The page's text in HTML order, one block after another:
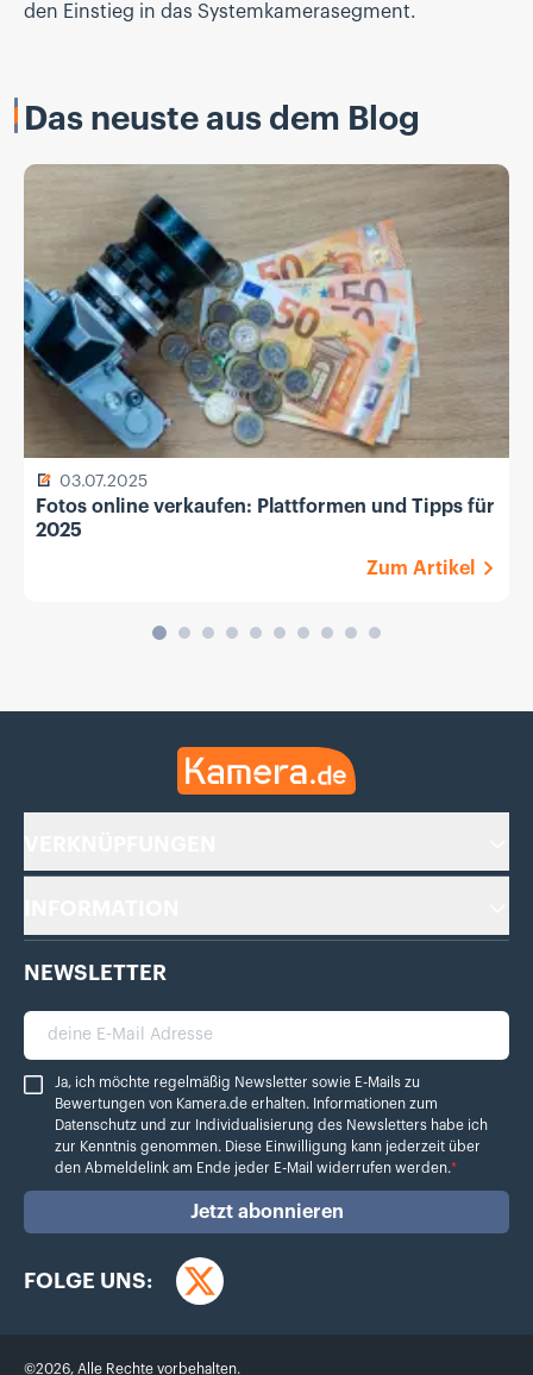
den Einstieg in das Systemkamerasegment.
Das neuste aus dem Blog
03.07.2025
Fotos online verkaufen: Plattformen und Tipps für
2025
Zum Artikel
Kamera.de
NEWSLETTER
deine E-Mail Adresse
Ja, ich möchte regelmäßig Newsletter sowie E-Mails zu Bewertungen von
Ja, ich möchte regelmäßig Newsletter sowie E-Mails zu
Bewertungen von Kamera.de erhalten. Informationen zum
Datenschutz und zur Individualisierung des Newsletters habe ich
zur Kenntnis genommen. Diese Einwilligung kann jederzeit über
den Abmeldelink am Ende jeder E-Mail widerrufen werden.*
Jetzt abonnieren
FOLGE UNS:
Twitter
©2026, Alle Rechte vorbehalten.